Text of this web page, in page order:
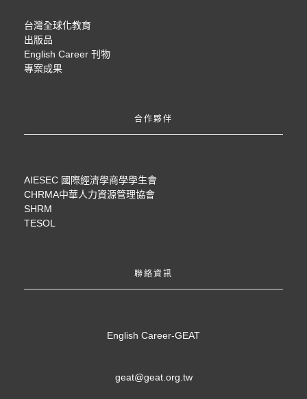
台灣全球化教育
出版品
English Career 刊物
專案成果
合作夥伴
AIESEC 國際經濟學商學學生會
CHRMA中華人力資源管理協會
SHRM
TESOL
聯絡資訊
English Career-GEAT
geat@geat.org.tw